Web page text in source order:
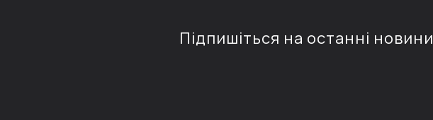
Підпишіться на останні новини